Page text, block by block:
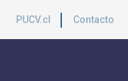
PUCV.cl Contacto